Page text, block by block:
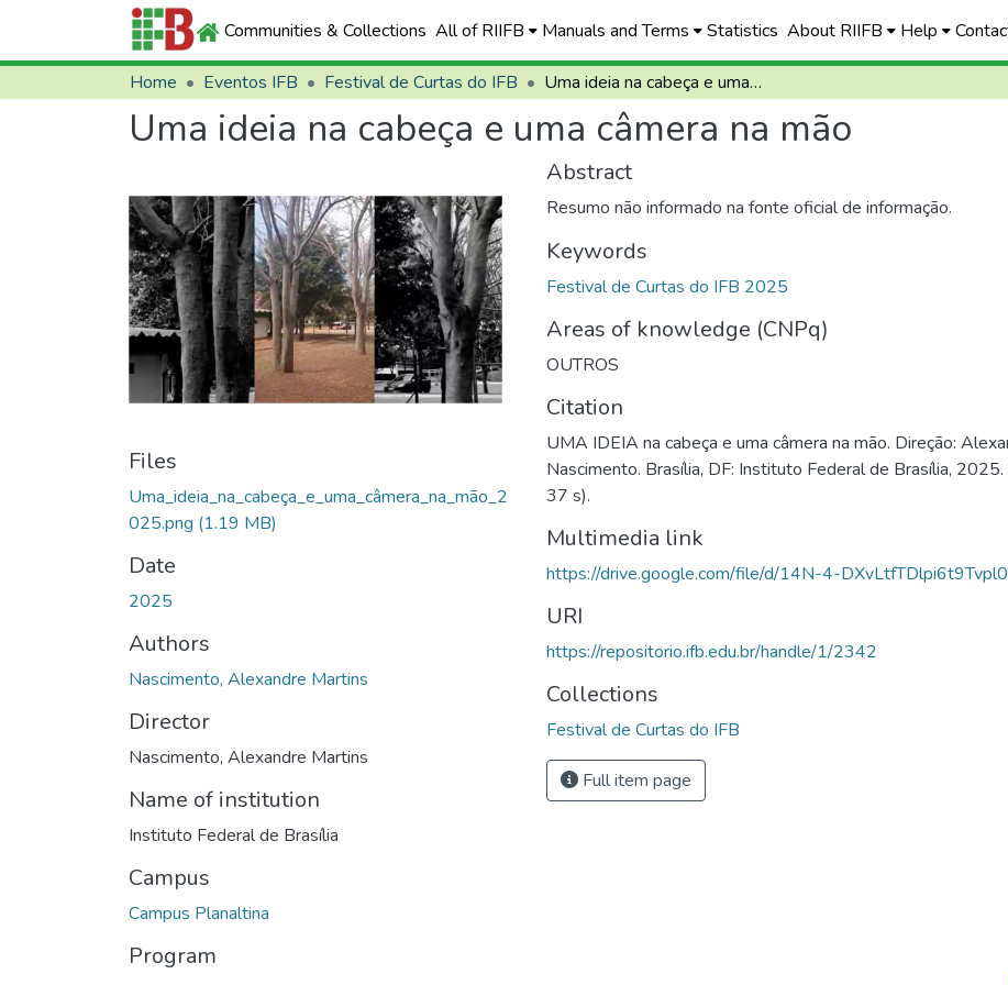
Communities & Collections All of RIIFB Manuals and Terms Statistics About RIIFB Help
Home Eventos IFB Festival de Curtas do IFB Uma ideia na cabeça e uma câmera na mão
Uma ideia na cabeça e uma câmera na mão
Files
Uma_ideia_na_cabeça_e_uma_câmera_na_mão_2
025.png (1.19 MB)
Date
2025
Authors
Nascimento, Alexandre Martins
Director
Nascimento, Alexandre Martins
Name of institution
Instituto Federal de Brasília
Campus
Campus Planaltina
Program
Abstract
Resumo não informado na fonte oficial de informação.
Keywords
Festival de Curtas do IFB 2025
Areas of knowledge (CNPq)
OUTROS
Citation
UMA IDEIA na cabeça e uma câmera na mão. Direção:
Nascimento. Brasília, DF: Instituto Federal de Brasília,
37 s).
Multimedia link
https://drive.google.com/file/d/14N-4-
URI
https://repositorio.ifb.edu.br/handle/1/2342
Collections
Festival de Curtas do IFB
Full item page